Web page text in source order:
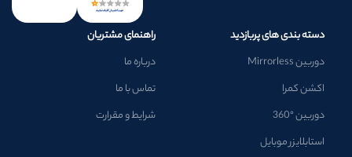
دسته بندی های پربازدید
دوربین Mirrorless
اکشن کمرا
دوربین °360
استابلایزر موبایل
راهنمای مشتریان
درباره ما
تماس با ما
شرایط و مقرارت